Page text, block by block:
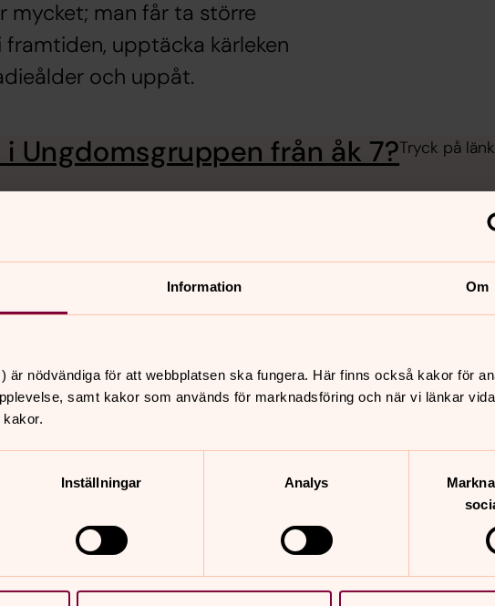
Information Om
är nödvändiga för att webbplatsen ska fungera. Här finns också kakor för
samt kakor som används för marknadsföring och när vi länkar
Inställningar Analys
mycket; man får ta större
framtiden, upptäcka kärleken
och uppåt.
Ungdomsgruppen från åk 7?Tryck på